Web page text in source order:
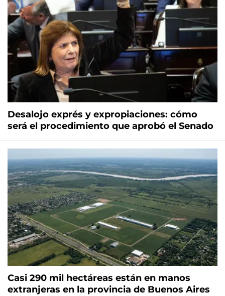
Desalojo exprés y expropiaciones: cómo
será el procedimiento que aprobó el Senado
Casi 290 mil hectáreas están en manos
extranjeras en la provincia de Buenos Aires